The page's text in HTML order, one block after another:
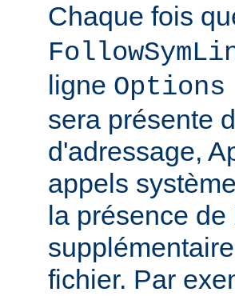
Chaque fois
ligne Options
sera présente
d'adressage,
appels
la présence
fichier. Par